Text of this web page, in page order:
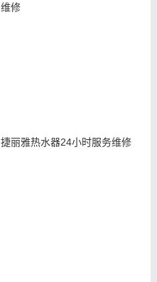
维修
捷丽雅热水器24小时服务维修